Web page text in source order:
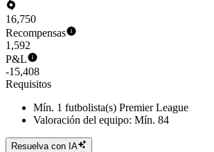
16,750
Recompensas
1,592
P&L
-15,408
Requisitos
Mín. 1 futbolista(s) Premier League
Valoración del equipo: Mín. 84
Resuelva con IA